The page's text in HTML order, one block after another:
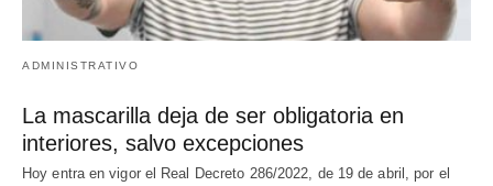
ADMINISTRATIVO
La mascarilla deja de ser obligatoria en
interiores, salvo excepciones
Hoy entra en vigor el Real Decreto 286/2022, de 19 de abril, por el